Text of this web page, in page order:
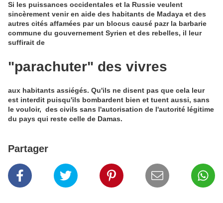
Si les puissances occidentales et la Russie veulent
sincèrement venir en aide des habitants de Madaya et des
autres cités affamées par un blocus causé pazr la barbarie
commune du gouvernement Syrien et des rebelles, il leur
suffirait de
"parachuter" des vivres
aux habitants assiégés. Qu'ils ne disent pas que cela leur
est interdit puisqu'ils bombardent bien et tuent aussi, sans
le vouloir, des civils sans l'autorisation de l'autorité légitime
du pays qui reste celle de Damas.
Partager